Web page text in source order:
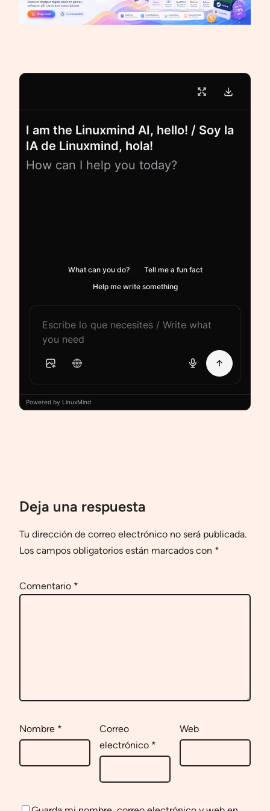
I am the Linuxmind AI, hello! / Soy la
IA de Linuxmind, hola!
How can I help you today?
What can you do?
Tell me a fun fact
Help me write something
Powered by LinuxMind
Deja una respuesta
Tu dirección de correo electrónico no será publicada.
Los campos obligatorios están marcados con *
Comentario *
Nombre *
Correo
electrónico *
Web